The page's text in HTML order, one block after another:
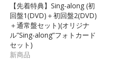
【先着特典】Sing-along (初
回盤1(DVD)＋初回盤2(DVD)
＋通常盤セット)(オリジナ
ル”Sing-along”フォトカード
セット)
新商品